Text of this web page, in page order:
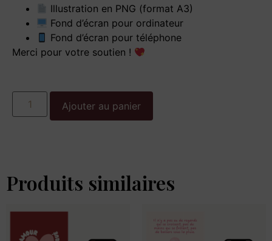
Illustration en PNG (format A3)
Fond d’écran pour ordinateur
Fond d’écran pour téléphone
Merci pour votre soutien !
Ajouter au panier
Produits similaires